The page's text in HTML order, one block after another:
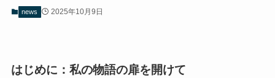
news 2025年10月9日
はじめに：私の物語の扉を開けて